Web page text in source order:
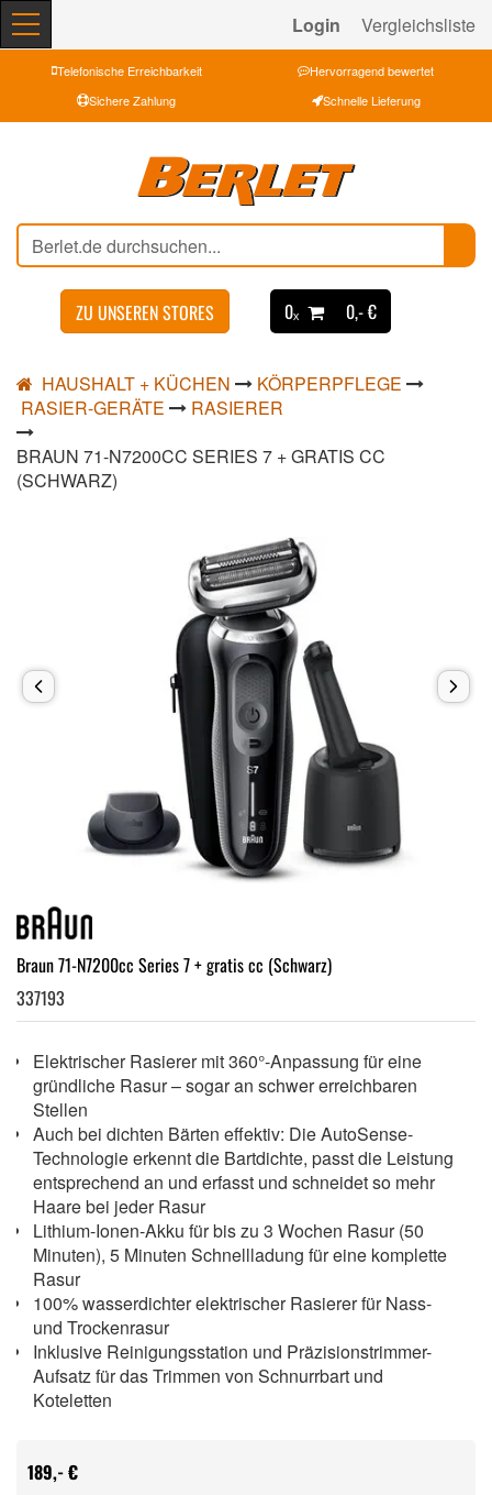
Login Vergleichsliste
Telefonische Erreichbarkeit
Hervorragend bewertet
Sichere Zahlung
Schnelle Lieferung
ZU UNSEREN STORES 0ₓ 0,- €
HAUSHALT + KÜCHEN
KÖRPERPFLEGE
RASIER-GERÄTE
RASIERER
BRAUN 71-N7200CC SERIES 7 + GRATIS CC
(SCHWARZ)
Braun 71-N7200cc Series 7 + gratis cc (Schwarz)
337193
Elektrischer Rasierer mit 360°-Anpassung für eine
gründliche Rasur – sogar an schwer erreichbaren
Stellen
Auch bei dichten Bärten effektiv: Die AutoSense-
Technologie erkennt die Bartdichte, passt die Leistung
entsprechend an und erfasst und schneidet so mehr
Haare bei jeder Rasur
Lithium-Ionen-Akku für bis zu 3 Wochen Rasur (50
Minuten), 5 Minuten Schnellladung für eine komplette
Rasur
100% wasserdichter elektrischer Rasierer für Nass-
und Trockenrasur
Inklusive Reinigungsstation und Präzisionstrimmer-
Aufsatz für das Trimmen von Schnurrbart und
Koteletten
189,- €